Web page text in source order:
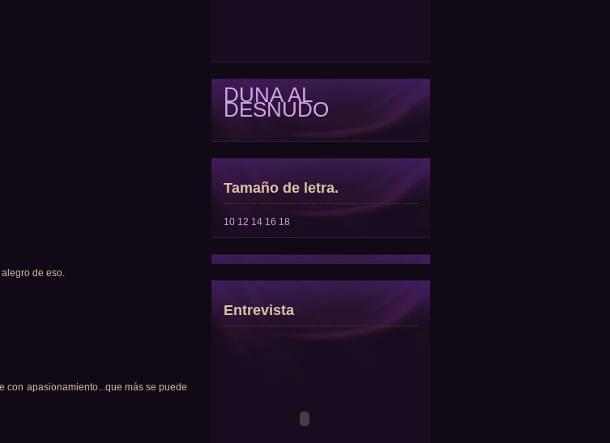
de eso.
con apasionamiento...que más se puede
DUNA AL
DESNUDO
Tamaño de letra.
10 12 14 16 18
Entrevista